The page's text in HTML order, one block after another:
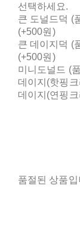
선택하세요.
큰 도널드덕 (
(+500원)
큰 데이지덕 (
(+500원)
미니도널드 (
데이지(핫핑
데이지(연핑
품절된 상품입